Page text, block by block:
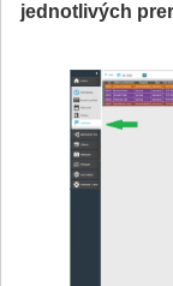
jednotlivých